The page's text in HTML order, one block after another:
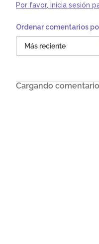
Por favor, inicia sesión
Más reciente
Cargando